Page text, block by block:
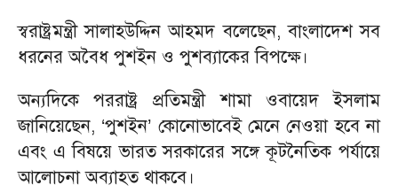
স্বরাষ্ট্রমন্ত্রী সালাহউদ্দিন আহমদ বলেছেন, বাংলাদেশ সব
ধরনের অবৈধ পুশইন ও পুশব্যাকের বিপক্ষে।
অন্যদিকে পররাষ্ট্র প্রতিমন্ত্রী শামা ওবায়েদ ইসলাম
জানিয়েছেন, ‘পুশইন’ কোনোভাবেই মেনে নেওয়া হবে না
এবং এ বিষয়ে ভারত সরকারের সঙ্গে কূটনৈতিক পর্যায়ে
আলোচনা অব্যাহত থাকবে।